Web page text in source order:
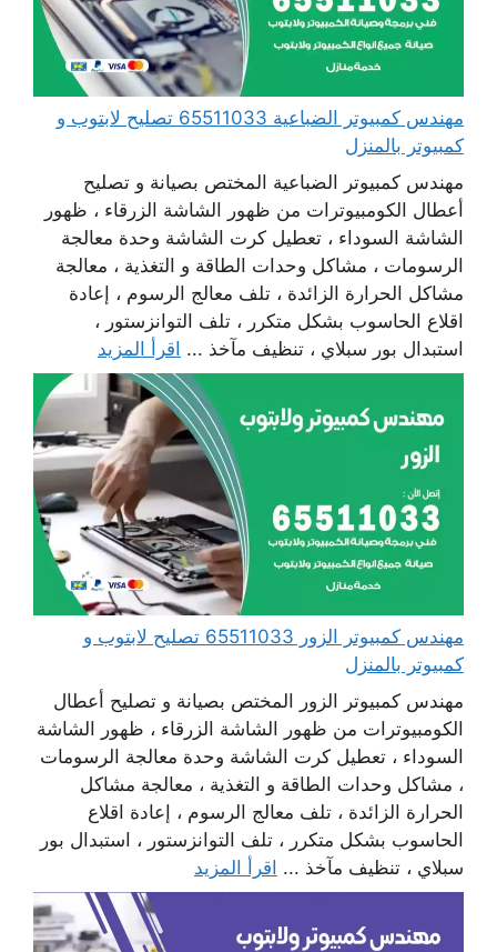
مهندس كمبيوتر الضباعية 65511033 تصليح لابتوب و
كمبيوتر بالمنزل
مهندس كمبيوتر الضباعية المختص بصيانة و تصليح
أعطال الكومبيوترات من ظهور الشاشة الزرقاء ، ظهور
الشاشة السوداء ، تعطيل كرت الشاشة وحدة معالجة
الرسومات ، مشاكل وحدات الطاقة و التغذية ، معالجة
مشاكل الحرارة الزائدة ، تلف معالج الرسوم ، إعادة
اقلاع الحاسوب بشكل متكرر ، تلف التوانزستور ،
استبدال بور سبلاي ، تنظيف مآخذ ... اقرأ المزيد
مهندس كمبيوتر الزور 65511033 تصليح لابتوب و
كمبيوتر بالمنزل
مهندس كمبيوتر الزور المختص بصيانة و تصليح أعطال
الكومبيوترات من ظهور الشاشة الزرقاء ، ظهور الشاشة
السوداء ، تعطيل كرت الشاشة وحدة معالجة الرسومات
، مشاكل وحدات الطاقة و التغذية ، معالجة مشاكل
الحرارة الزائدة ، تلف معالج الرسوم ، إعادة اقلاع
الحاسوب بشكل متكرر ، تلف التوانزستور ، استبدال بور
سبلاي ، تنظيف مآخذ ... اقرأ المزيد